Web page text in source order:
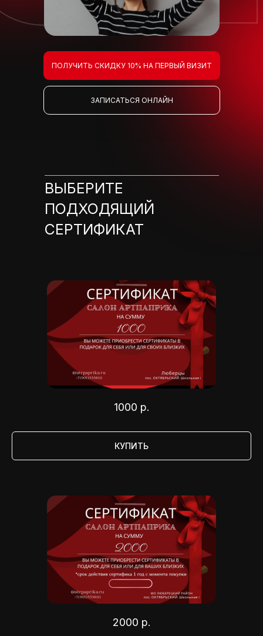
ПОЛУЧИТЬ СКИДКУ 10% НА ПЕРВЫЙ ВИЗИТ
ЗАПИСАТЬСЯ ОНЛАЙН
ВЫБЕРИТЕ
ПОДХОДЯЩИЙ
СЕРТИФИКАТ
1000 р.
КУПИТЬ
2000 р.